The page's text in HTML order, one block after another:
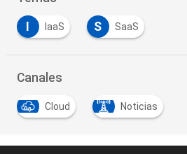
IaaS S SaaS
Canales
Cloud Noticias